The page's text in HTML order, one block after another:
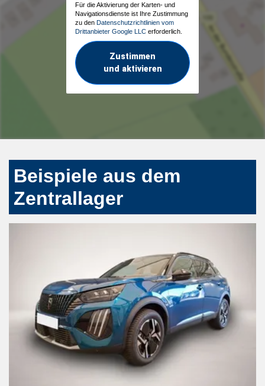
Für die Aktivierung der Karten- und
Navigationsdienste ist Ihre Zustimmung
zu den Datenschutzrichtlinien vom
Drittanbieter Google LLC erforderlich.
Zustimmen
und aktivieren
Beispiele aus dem
Zentrallager